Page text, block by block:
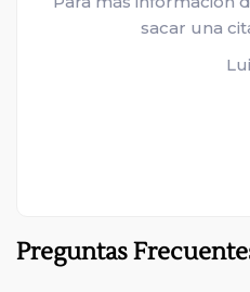
sacar una
Preguntas